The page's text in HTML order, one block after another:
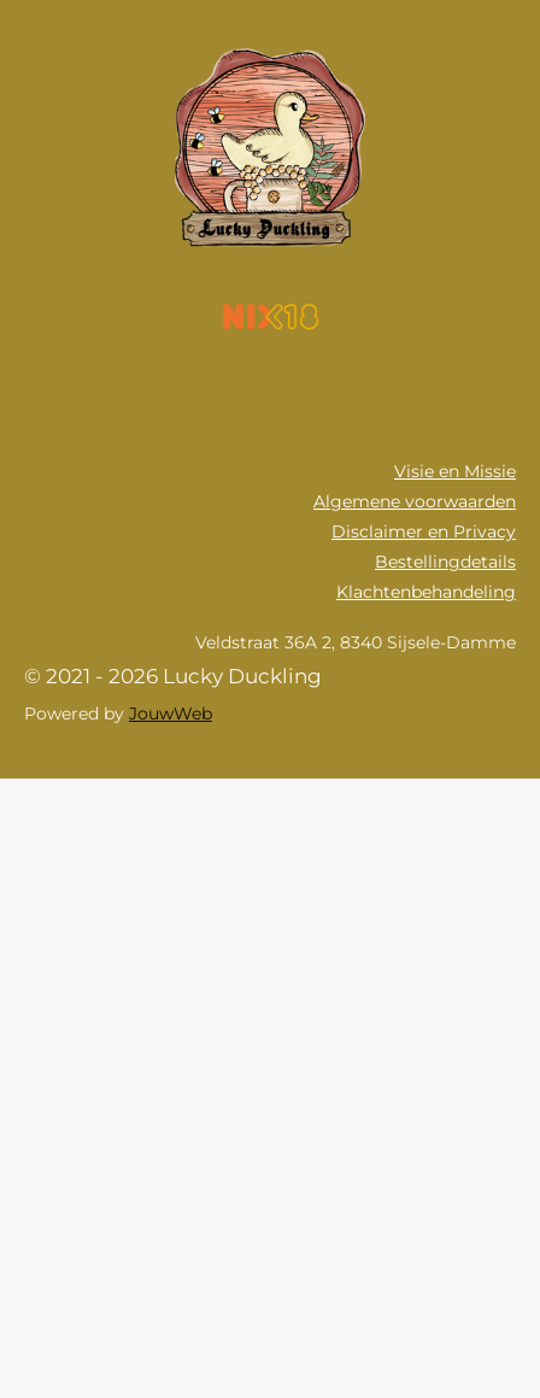
Visie en Missie
Algemene voorwaarden
Disclaimer en Privacy
Bestellingdetails
Klachtenbehandeling
Veldstraat 36A 2, 8340 Sijsele-Damme
© 2021 - 2026 Lucky Duckling
Powered by JouwWeb